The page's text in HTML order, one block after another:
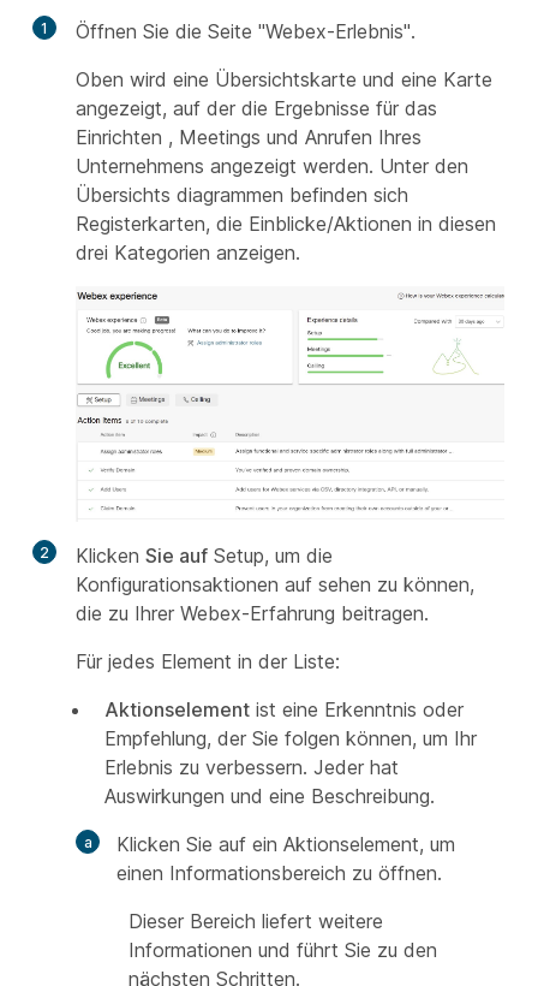
1
Öffnen Sie die Seite "Webex-Erlebnis".
Oben wird eine Übersichtskarte und eine Karte
angezeigt, auf der die Ergebnisse für das
Einrichten , Meetings und Anrufen Ihres
Unternehmens angezeigt werden. Unter den
Übersichts diagrammen befinden sich
Registerkarten, die Einblicke/Aktionen in diesen
drei Kategorien anzeigen.
2 Klicken Sie auf Setup, um die
Konfigurationsaktionen auf sehen zu können,
die zu Ihrer Webex-Erfahrung beitragen.
Für jedes Element in der Liste:
Aktionselement ist eine Erkenntnis oder
Empfehlung, der Sie folgen können, um Ihr
Erlebnis zu verbessern. Jeder hat
Auswirkungen und eine Beschreibung.
Klicken Sie auf ein Aktionselement, um
einen Informationsbereich zu öffnen.
Dieser Bereich liefert weitere
Informationen und führt Sie zu den
nächsten Schritten.